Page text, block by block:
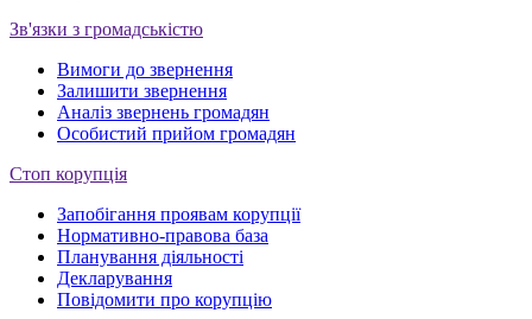
Зв'язки з громадськістю
Вимоги до звернення
Залишити звернення
Аналіз звернень громадян
Особистий прийом громадян
Стоп корупція
Запобігання проявам корупції
Нормативно-правова база
Планування діяльності
Декларування
Повідомити про корупцію